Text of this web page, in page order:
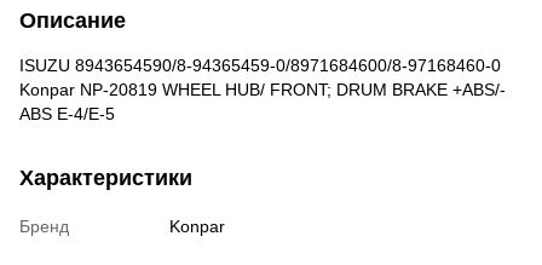
Описание
ISUZU 8943654590/8-94365459-0/8971684600/8-97168460-0
Konpar NP-20819 WHEEL HUB/ FRONT; DRUM BRAKE +ABS/-
ABS E-4/E-5
Характеристики
Бренд Konpar